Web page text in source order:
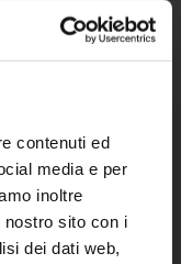
contenuti ed
media e per
inoltre
sito con i
dei dati web,
8 – Edificio